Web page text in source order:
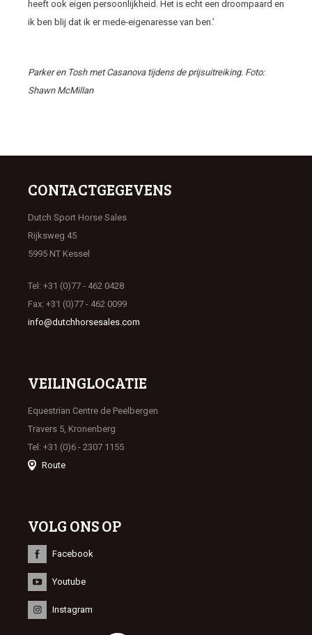
heeft ook eigen persoonlijkheid. Het is echt een droompaard en
ik ben blij dat ik er mede-eigenaresse van ben.’
Parker en Tosh met Casanova tijdens de prijsuitreiking. Foto:
Shawn McMillan
CONTACTGEGEVENS
Dutch Sport Horse Sales
Rijksweg 45
5995 NT Kessel
Tel: +31 (0)77 - 462 0428
Fax: +31 (0)77 - 462 0099
info@dutchhorsesales.com
VEILINGLOCATIE
Equestrian Centre de Peelbergen
Travers 5, Kronenberg
Tel: +31 (0)6 - 2307 1155
Route
VOLG ONS OP
Facebook
Youtube
Instagram